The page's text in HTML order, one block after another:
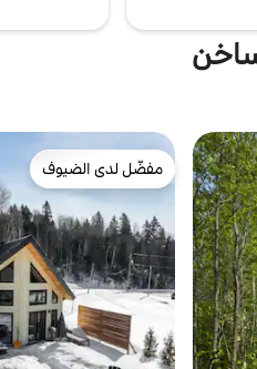
مفضّل لدى الضيوف
مفضّل لدى الضيوف